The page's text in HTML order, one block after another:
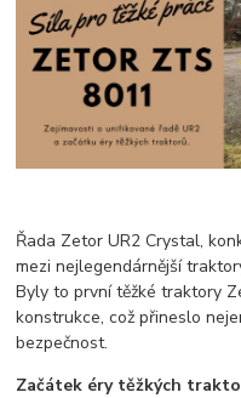
Řada Zetor UR2 Crystal,
mezi nejlegendárnější
Byly to první těžké traktory
konstrukce, což přineslo
bezpečnost.
Začátek éry těžkých